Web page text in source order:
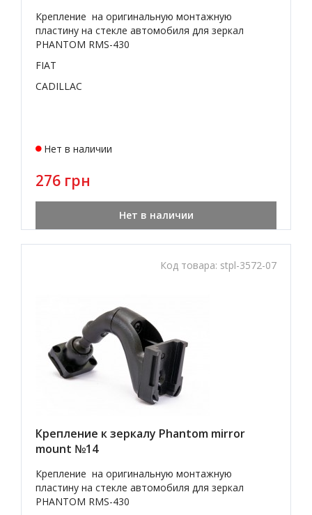
Крепление на оригинальную монтажную
пластину на стекле автомобиля для зеркал
PHANTOM RMS-430
FIAT
CADILLAC
Нет в наличии
276 грн
Нет в наличии
Код товара: stpl-3572-07
Крепление к зеркалу Phantom mirror
mount №14
Крепление на оригинальную монтажную
пластину на стекле автомобиля для зеркал
PHANTOM RMS-430